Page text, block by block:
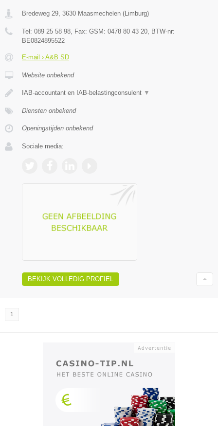
Bredeweg 29, 3630 Maasmechelen (Limburg)
Tel: 089 25 58 98, Fax: GSM: 0478 80 43 20, BTW-nr:
BE0824895522
E-mail › A&B SD
Website onbekend
IAB-accountant en IAB-belastingconsulent ▼
Diensten onbekend
Openingstijden onbekend
Sociale media:
BEKIJK VOLLEDIG PROFIEL
1